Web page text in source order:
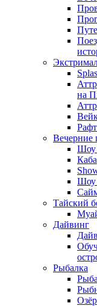
на
Вечерние
Шоу
Шоу
Тайский
Дайвинг
Рыбалка